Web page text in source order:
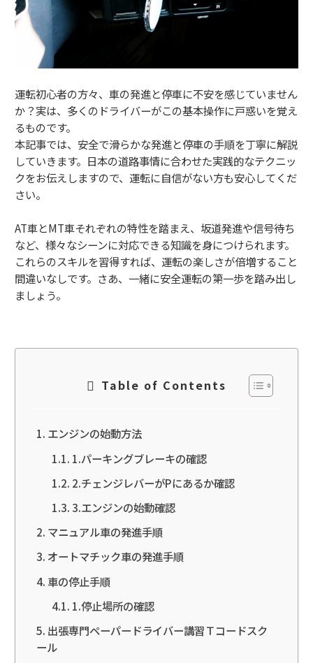
運転初心者の方々、車の発進と停車に不安を感じていません
か？実は、多くのドライバーがこの基本操作に戸惑いを覚え
るものです。
本記事では、安全で滑らかな発進と停車の手順を丁寧に解説
していきます。日本の道路事情に合わせた実践的なテクニッ
クをお伝えしますので、運転に自信がない方も安心してくだ
さい。
AT車とMT車それぞれの特性を踏まえ、坂道発進や信号待ち
など、様々なシーンに対応できる知識を身につけられます。
これらのスキルを習得すれば、運転の楽しさが倍増すること
間違いなしです。さあ、一緒に安全運転の第一歩を踏み出し
ましょう。
Table of Contents
エンジンの始動方法
1.パーキングブレーキの確認
2.チェンジレバーがPにあるか確認
3.エンジンの始動確認
マニュアル車の発進手順
オートマチック車の発進手順
車の停止手順
1.停止場所の確認
出張専門ペーパードライバー講習Ｔコードスク
ール